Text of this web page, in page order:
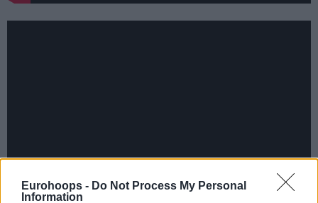
Eurohoops - Do Not Process My Personal
Information